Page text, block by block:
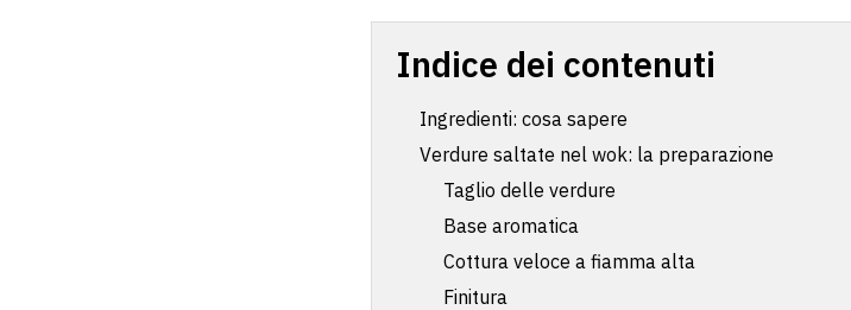
Indice dei contenuti
Ingredienti: cosa sapere
Verdure saltate nel wok: la preparazione
Taglio delle verdure
Base aromatica
Cottura veloce a fiamma alta
Finitura